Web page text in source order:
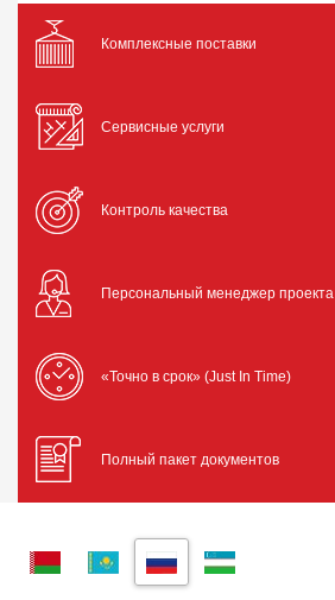
Комплексные поставки
Сервисные услуги
Контроль качества
Персональный менеджер проекта
«Точно в срок» (Just In Time)
Полный пакет документов